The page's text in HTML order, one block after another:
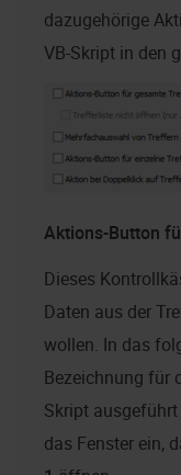
dazugehörige
VB-Skript in den
Aktions-Button
Dieses
Daten aus der
wollen. In das
Bezeichnung für
Skript
das Fenster ein,